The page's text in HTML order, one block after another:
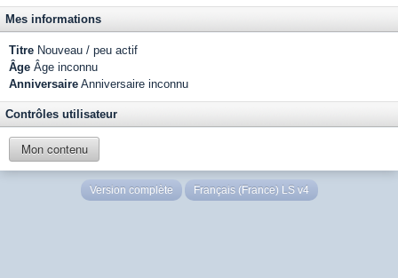
Mes informations
Titre Nouveau / peu actif
Âge Âge inconnu
Anniversaire Anniversaire inconnu
Contrôles utilisateur
Mon contenu
Version complète Français (France) LS v4